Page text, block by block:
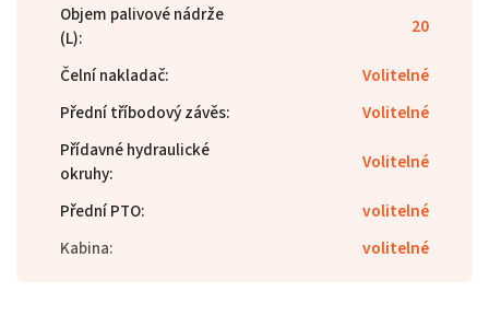
Objem palivové nádrže
(L): 20
Čelní nakladač:
Volitelné
Přední tříbodový závěs:
Volitelné
Přídavné hydraulické
okruhy: Volitelné
Přední PTO:
volitelné
Kabina: volitelné